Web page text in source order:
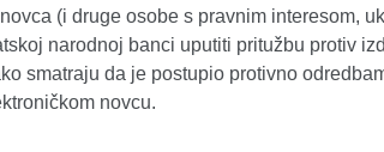
(i druge osobe s pravnim interesom,
narodnoj banci uputiti pritužbu protiv
smatraju da je postupio protivno
novcu.